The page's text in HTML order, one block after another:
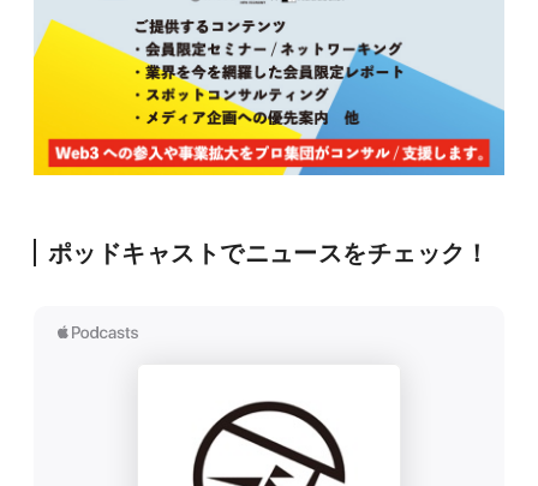
ポッドキャストでニュースをチェック！